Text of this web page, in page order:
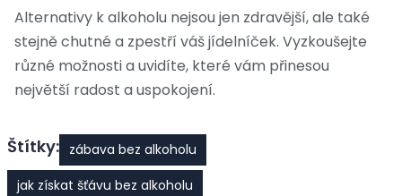
Alternativy k alkoholu nejsou jen zdravější, ale také
stejně chutné a zpestří váš jídelníček. Vyzkoušejte
různé možnosti a uvidíte, které vám přinesou
největší radost a uspokojení.
Štítky: zábava bez alkoholu
jak získat šťávu bez alkoholu